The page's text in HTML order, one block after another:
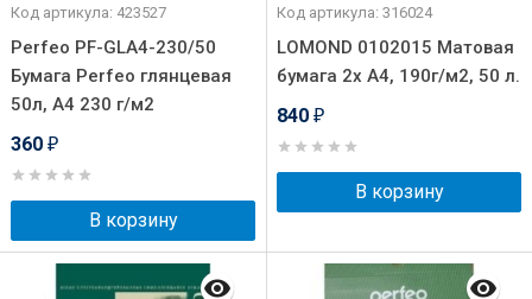
Код артикула: 423527
Perfeo PF-GLA4-230/50
Бумага Perfeo глянцевая
50л, А4 230 г/м2
360 ₽
В корзину
Код артикула: 316024
LOMOND 0102015 Матовая
бумага 2х A4, 190г/м2, 50 л.
840 ₽
В корзину